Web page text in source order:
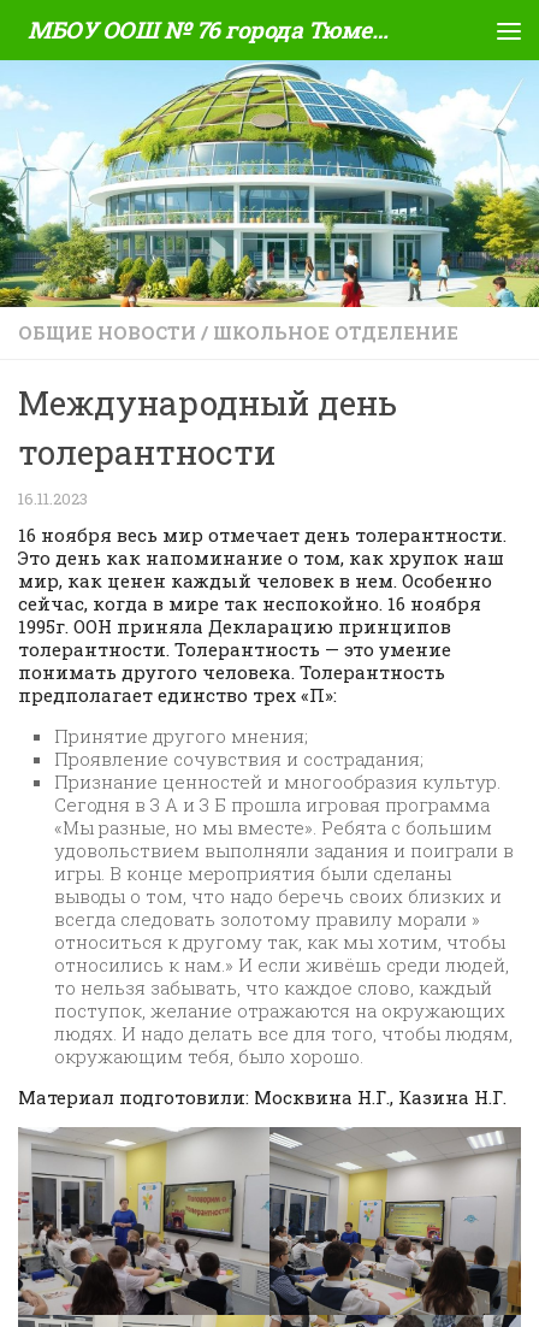
Skip to content МБОУ ООШ № 76 города Тюмени
ОБЩИЕ НОВОСТИ / ШКОЛЬНОЕ ОТДЕЛЕНИЕ
Международный день
толерантности
16.11.2023
16 ноября весь мир отмечает день толерантности.
Это день как напоминание о том, как хрупок наш
мир, как ценен каждый человек в нем. Особенно
сейчас, когда в мире так неспокойно. 16 ноября
1995г. ООН приняла Декларацию принципов
толерантности. Толерантность — это умение
понимать другого человека. Толерантность
предполагает единство трех «П»:
Принятие другого мнения;
Проявление сочувствия и сострадания;
Признание ценностей и многообразия культур.
Сегодня в 3 А и 3 Б прошла игровая программа
«Мы разные, но мы вместе». Ребята с большим
удовольствием выполняли задания и поиграли в
игры. В конце мероприятия были сделаны
выводы о том, что надо беречь своих близких и
всегда следовать золотому правилу морали »
относиться к другому так, как мы хотим, чтобы
относились к нам.» И если живёшь среди людей,
то нельзя забывать, что каждое слово, каждый
поступок, желание отражаются на окружающих
людях. И надо делать все для того, чтобы людям,
окружающим тебя, было хорошо.
Материал подготовили: Москвина Н.Г., Казина Н.Г.